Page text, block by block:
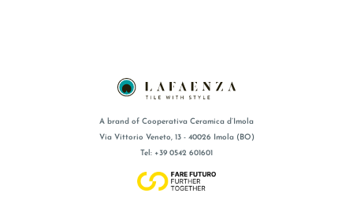
A brand of Cooperativa Ceramica d’Imola
Via Vittorio Veneto, 13 - 40026 Imola (BO)
Tel: +39 0542 601601